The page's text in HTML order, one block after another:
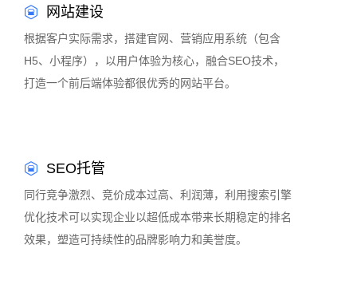
网站建设
根据客户实际需求，搭建官网、营销应用系统（包含
H5、小程序），以用户体验为核心，融合SEO技术，
打造一个前后端体验都很优秀的网站平台。
SEO托管
同行竞争激烈、竞价成本过高、利润薄，利用搜索引擎
优化技术可以实现企业以超低成本带来长期稳定的排名
效果，塑造可持续性的品牌影响力和美誉度。